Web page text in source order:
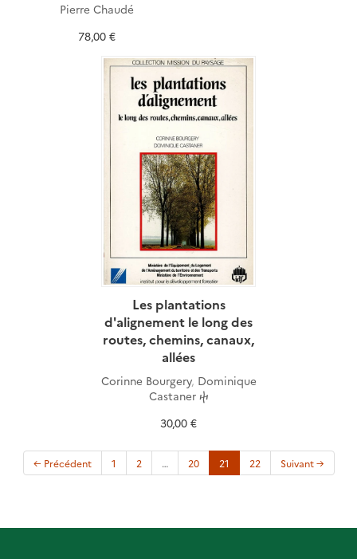
Pierre Chaudé
78,00 €
Les plantations
d'alignement le long des
routes, chemins, canaux,
allées
Corinne Bourgery, Dominique
Castaner ⴕ
30,00 €
← Précédent 1 2 … 20 21 (current)
22 Suivant →